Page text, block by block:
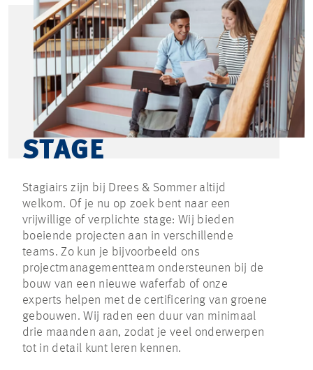
STAGE
Stagiairs zijn bij Drees & Sommer altijd
welkom. Of je nu op zoek bent naar een
vrijwillige of verplichte stage: Wij bieden
boeiende projecten aan in verschillende
teams. Zo kun je bijvoorbeeld ons
projectmanagementteam ondersteunen bij de
bouw van een nieuwe waferfab of onze
experts helpen met de certificering van groene
gebouwen. Wij raden een duur van minimaal
drie maanden aan, zodat je veel onderwerpen
tot in detail kunt leren kennen.